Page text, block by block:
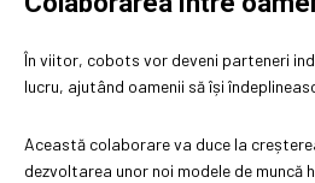
În viitor, cobots vor deveni parteneri
lucru, ajutând oamenii să își
Această colaborare va duce la
dezvoltarea unor noi modele de muncă